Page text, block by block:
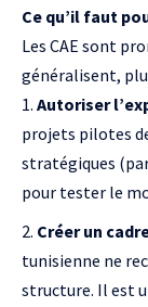
Ce qu’il faut
Les CAE sont
généralisent,
Autoriser
projets pilotes
stratégiques
pour tester le
Créer un
tunisienne ne
structure. Il est